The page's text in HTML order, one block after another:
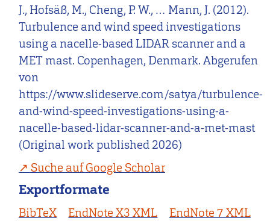
J., Hofsäß, M., Cheng, P. W., … Mann, J. (2012).
Turbulence and wind speed investigations
using a nacelle-based LIDAR scanner and a
MET mast. Copenhagen, Denmark. Abgerufen
von
https://www.slideserve.com/satya/turbulence-
and-wind-speed-investigations-using-a-
nacelle-based-lidar-scanner-and-a-met-mast
(Original work published 2026)
Suche auf Google Scholar
Exportformate
BibTeX EndNote X3 XML
EndNote 7 XML